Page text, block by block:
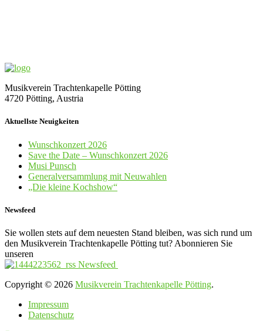
Musikverein Trachtenkapelle Pötting
4720 Pötting, Austria
Aktuellste Neuigkeiten
Wunschkonzert 2026
Save the Date – Wunschkonzert 2026
Musi Punsch
Generalversammlung mit Neuwahlen
„Die kleine Kochshow“
Newsfeed
Sie wollen stets auf dem neuesten Stand bleiben, was sich rund um
den Musikverein Trachtenkapelle Pötting tut? Abonnieren Sie
unseren
Newsfeed
Copyright © 2026 Musikverein Trachtenkapelle Pötting.
Impressum
Datenschutz